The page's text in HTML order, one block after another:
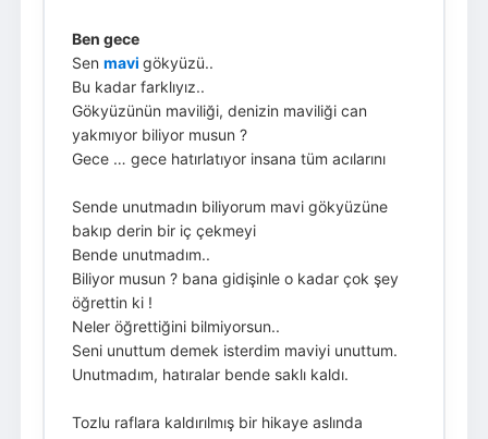
Ben gece
Sen mavi gökyüzü..
Bu kadar farklıyız..
Gökyüzünün maviliği, denizin maviliği can
yakmıyor biliyor musun ?
Gece … gece hatırlatıyor insana tüm acılarını
Sende unutmadın biliyorum mavi gökyüzüne
bakıp derin bir iç çekmeyi
Bende unutmadım..
Biliyor musun ? bana gidişinle o kadar çok şey
öğrettin ki !
Neler öğrettiğini bilmiyorsun..
Seni unuttum demek isterdim maviyi unuttum.
Unutmadım, hatıralar bende saklı kaldı.
Tozlu raflara kaldırılmış bir hikaye aslında